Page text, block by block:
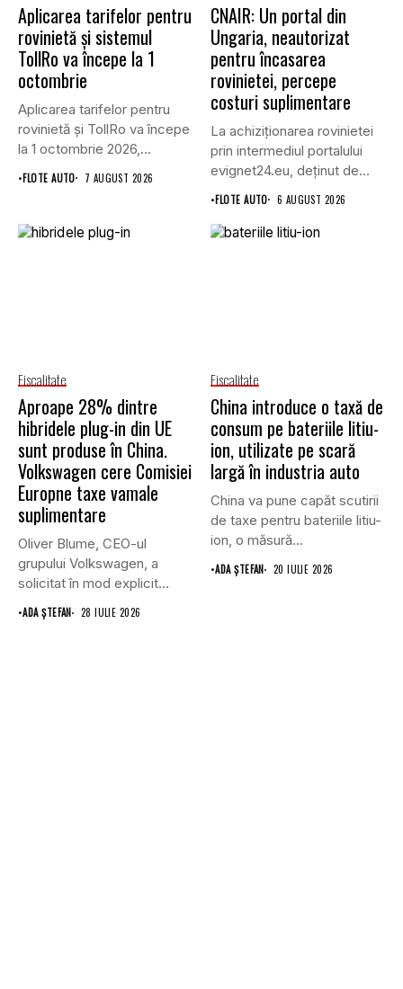
Aplicarea tarifelor pentru
rovinietă și sistemul
TollRo va începe la 1
octombrie
Aplicarea tarifelor pentru
rovinietă și TollRo va începe
la 1 octombrie 2026,...
•FLOTE AUTO 7 AUGUST 2026
CNAIR: Un portal din
Ungaria, neautorizat
pentru încasarea
rovinietei, percepe
costuri suplimentare
La achiziționarea rovinietei
prin intermediul portalului
evignet24.eu, deținut de
Enternova Kft. din...
•FLOTE AUTO 6 AUGUST 2026
Fiscalitate
Aproape 28% dintre
hibridele plug-in din UE
sunt produse în China.
Volkswagen cere Comisiei
Europne taxe vamale
suplimentare
Oliver Blume, CEO-ul
grupului Volkswagen, a
solicitat în mod explicit
Uniunii Europene...
•ADA ȘTEFAN 28 IULIE 2026
Fiscalitate
China introduce o taxă de
consum pe bateriile litiu-
ion, utilizate pe scară
largă în industria auto
China va pune capăt scutirii
de taxe pentru bateriile litiu-
ion, o măsură...
•ADA ȘTEFAN 20 IULIE 2026